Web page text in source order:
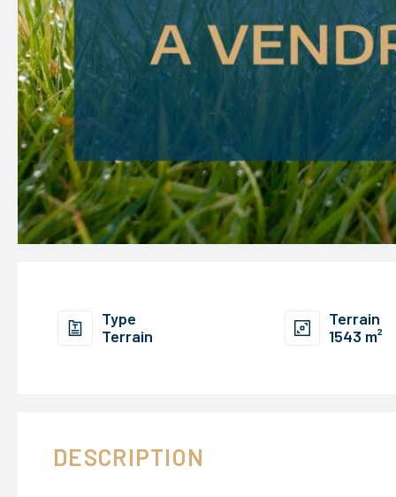
Type
Terrain
Terrain
1543 m²
DESCRIPTION